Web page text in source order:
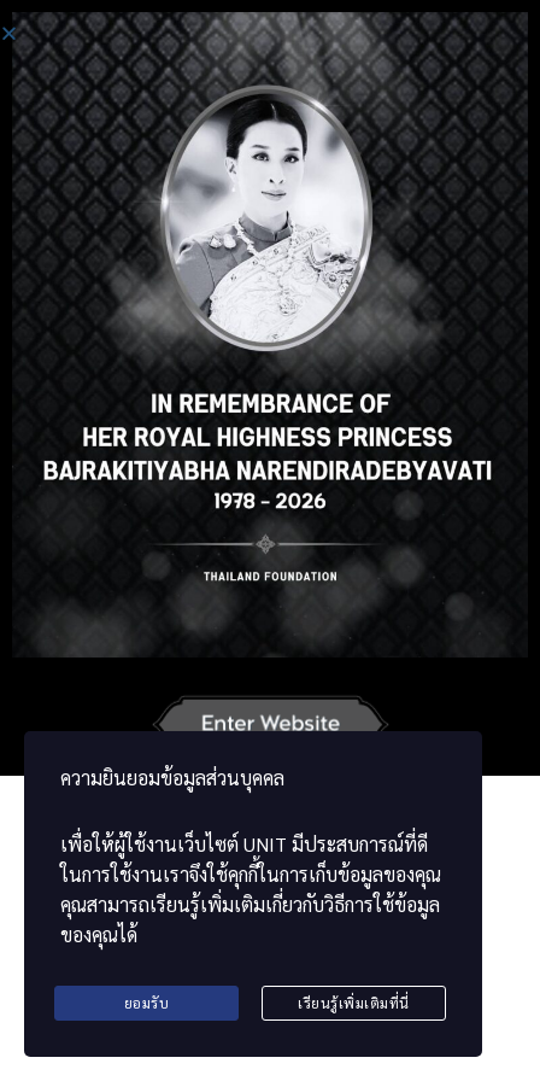
เข้าสู่ระบบ
Hey there, great course, right?
Do you like this course?
ENROLL COURSE
ความยินยอมข้อมูลส่วนบุคคล
เพื่อให้ผู้ใช้งานเว็บไซต์ UNIT มีประสบการณ์ที่ดี
ในการใช้งานเราจึงใช้คุกกี้ในการเก็บข้อมูลของคุณ
คุณสามารถเรียนรู้เพิ่มเติมเกี่ยวกับวิธีการใช้ข้อมูล
ของคุณได้
ยอมรับ เรียนรู้เพิ่มเติมที่นี่
Select your language
English Russian
Japanese German
Chinese
ខ្មែរ